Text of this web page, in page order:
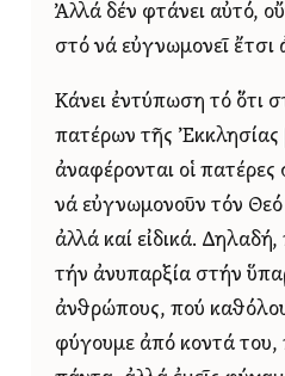
Ἀλλά δέν φτάνει αὐτό,
στό νά εὐγνωμονεῖ ἔτσι
Κάνει ἐντύπωση τό ὅτι
πατέρων τῆς Ἐκκλησίας
ἀναφέρονται οἱ πατέρες
νά εὐγνωμονοῦν τόν Θεό
ἀλλά καί εἰδικά.
τήν ἀνυπαρξία στήν
ἀνθρώπους, πού
φύγουμε ἀπό κοντά